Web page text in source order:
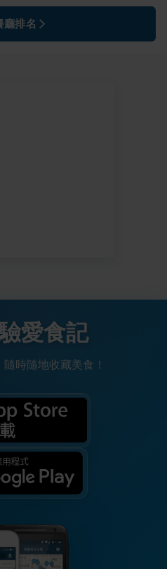
廳排名
愛食記
時隨地收藏美食！